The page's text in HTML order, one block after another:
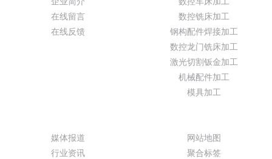
在线留言
在线反馈
数控铣床加工
钢构配件焊接加工
数控龙门铣床加工
激光切割钣金加工
机械配件加工
模具加工
媒体报道
行业资讯
网站地图
聚合标签